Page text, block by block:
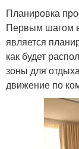
Планировка
Первым шагом в
является
как будет
зоны для
движение по